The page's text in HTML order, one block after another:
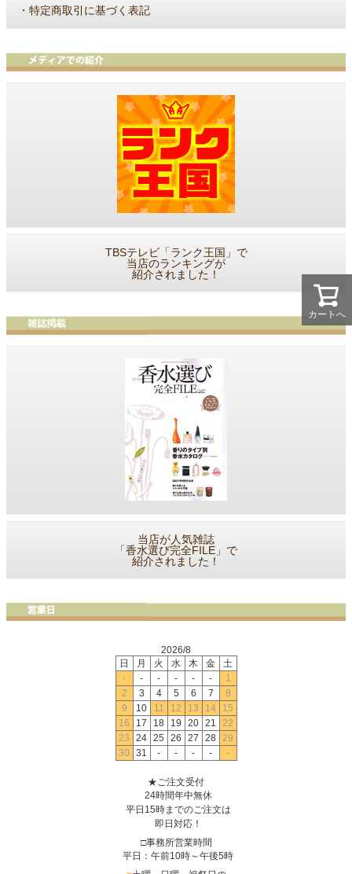
カートへ
・ 特定商取引に基づく表記
TBSテレビ「ランク王国」で
当店のランキングが
紹介されました！
当店が人気雑誌
「香水選び完全FILE」で
紹介されました！
2026/8
日
月 火 水 木 金
土
-
- - - - -
1
2
3 4 5 6 7
8
9
10 11 12 13 14
15
16
17 18 19 20 21
22
23
24 25 26 27 28 29
30
31 - - - - -
★ご注文受付
24時間年中無休
平日15時までのご注文は
即日対応！
□事務所営業時間
平日：午前10時～午後5時